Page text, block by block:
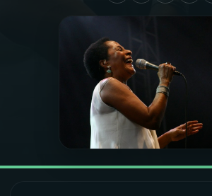
PROGRAMAÇÃO
PROGRAMAS
PODCASTS